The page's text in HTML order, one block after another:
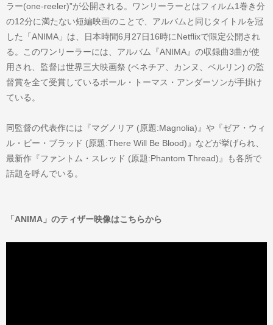
ラー(one-reeler)”が公開される。ワンリーラーとはフィルム1巻き分
の12分に満たない短編映画のことで、アルバムと同じタイトルを冠
した「ANIMA」は、日本時間6月27日16時にNetflixで限定公開され
る。このワンリーラーには、アルバム『ANIMA』の収録曲3曲が使
用され、監督は世界三大映画祭 (ベネチア、カンヌ、ベルリン) の監
督賞を全て受賞しているポール・トーマス・アンダーソンが手掛け
ている。
同監督の代表作には『マグノリア (原題:Magnolia)』や『ゼア・ウィ
ル・ビー・ブラッド (原題:There Will Be Blood)』などが挙げられ、
最新作『ファントム・スレッド (原題:Phantom Thread)』も各所で
話題を呼んでいる。
「ANIMA」のティザー映像はこちらから